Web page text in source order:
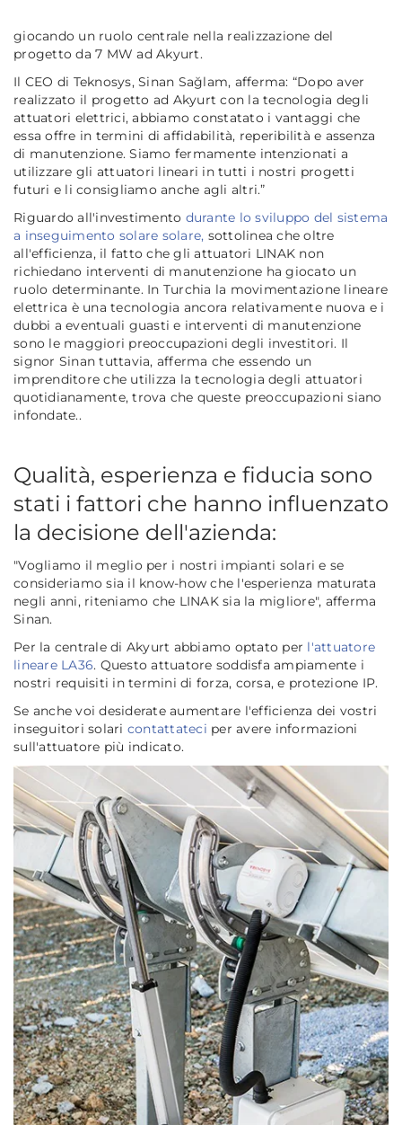
giocando un ruolo centrale nella realizzazione del
progetto da 7 MW ad Akyurt.
Il CEO di Teknosys, Sinan Sağlam, afferma: “Dopo aver
realizzato il progetto ad Akyurt con la tecnologia degli
attuatori elettrici, abbiamo constatato i vantaggi che
essa offre in termini di affidabilità, reperibilità e assenza
di manutenzione. Siamo fermamente intenzionati a
utilizzare gli attuatori lineari in tutti i nostri progetti
futuri e li consigliamo anche agli altri.”
Riguardo all'investimento durante lo sviluppo del sistema
a inseguimento solare solare, sottolinea che oltre
all'efficienza, il fatto che gli attuatori LINAK non
richiedano interventi di manutenzione ha giocato un
ruolo determinante. In Turchia la movimentazione lineare
elettrica è una tecnologia ancora relativamente nuova e i
dubbi a eventuali guasti e interventi di manutenzione
sono le maggiori preoccupazioni degli investitori. Il
signor Sinan tuttavia, afferma che essendo un
imprenditore che utilizza la tecnologia degli attuatori
quotidianamente, trova che queste preoccupazioni siano
infondate..
Qualità, esperienza e fiducia sono
stati i fattori che hanno influenzato
la decisione dell'azienda:
"Vogliamo il meglio per i nostri impianti solari e se
consideriamo sia il know-how che l'esperienza maturata
negli anni, riteniamo che LINAK sia la migliore", afferma
Sinan.
Per la centrale di Akyurt abbiamo optato per l'attuatore
lineare LA36. Questo attuatore soddisfa ampiamente i
nostri requisiti in termini di forza, corsa, e protezione IP.
Se anche voi desiderate aumentare l'efficienza dei vostri
inseguitori solari contattateci per avere informazioni
sull'attuatore più indicato.